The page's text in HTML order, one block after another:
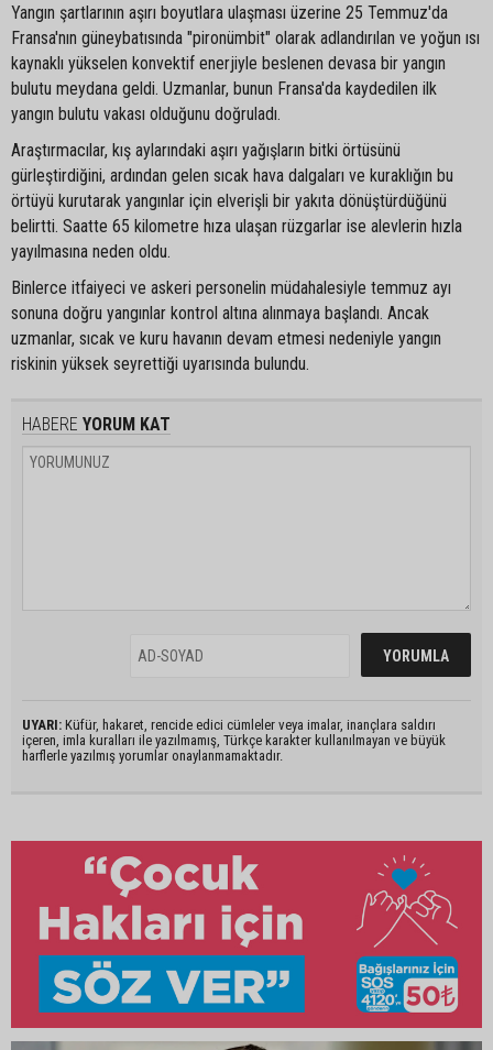
Yangın şartlarının aşırı boyutlara ulaşması üzerine 25 Temmuz'da
Fransa'nın güneybatısında "pironümbit" olarak adlandırılan ve yoğun ısı
kaynaklı yükselen konvektif enerjiyle beslenen devasa bir yangın
bulutu meydana geldi. Uzmanlar, bunun Fransa'da kaydedilen ilk
yangın bulutu vakası olduğunu doğruladı.
Araştırmacılar, kış aylarındaki aşırı yağışların bitki örtüsünü
gürleştirdiğini, ardından gelen sıcak hava dalgaları ve kuraklığın bu
örtüyü kurutarak yangınlar için elverişli bir yakıta dönüştürdüğünü
belirtti. Saatte 65 kilometre hıza ulaşan rüzgarlar ise alevlerin hızla
yayılmasına neden oldu.
Binlerce itfaiyeci ve askeri personelin müdahalesiyle temmuz ayı
sonuna doğru yangınlar kontrol altına alınmaya başlandı. Ancak
uzmanlar, sıcak ve kuru havanın devam etmesi nedeniyle yangın
riskinin yüksek seyrettiği uyarısında bulundu.
HABERE YORUM KAT
UYARI: Küfür, hakaret, rencide edici cümleler veya imalar, inançlara saldırı
içeren, imla kuralları ile yazılmamış, Türkçe karakter kullanılmayan ve büyük
harflerle yazılmış yorumlar onaylanmamaktadır.